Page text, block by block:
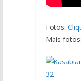
Fotos:
Mais fotos: